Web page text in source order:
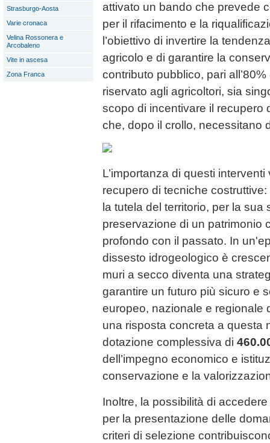
Strasburgo-Aosta
Varie cronaca
Velina Rossonera e
Arcobaleno
Vite in ascesa
Zona Franca
attivato un bando che prevede
per il rifacimento e la
l’obiettivo di invertire la
agricolo e di garantire la
contributo pubblico, pari
riservato agli agricoltori, sia
scopo di incentivare il recupero
che, dopo il crollo, necessitano
L’importanza di questi
recupero di tecniche
la tutela del territorio, per la sua
preservazione di un patrimonio
profondo con il passato. In
dissesto idrogeologico è
muri a secco diventa una
garantire un futuro più sicuro e
europeo, nazionale e regionale
una risposta concreta a questa
dotazione complessiva di
dell’impegno economico e
conservazione e la
Inoltre, la possibilità di
per la presentazione delle
criteri di selezione